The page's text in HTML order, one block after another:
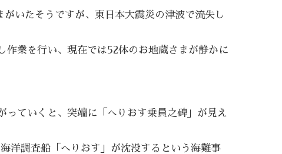
いたそうですが、東日本大震災の津波で流失し
作業を行い、現在では52体のお地蔵さまが静かに
っていくと、突端に「へりおす乗員之碑」が見え
洋調査船「へりおす」が沈没するという海難事